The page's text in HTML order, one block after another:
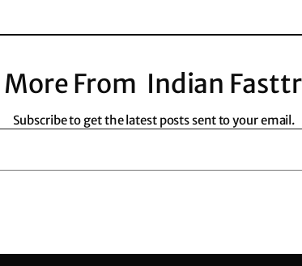
From Indian
Subscribe to get the latest posts sent to your email.